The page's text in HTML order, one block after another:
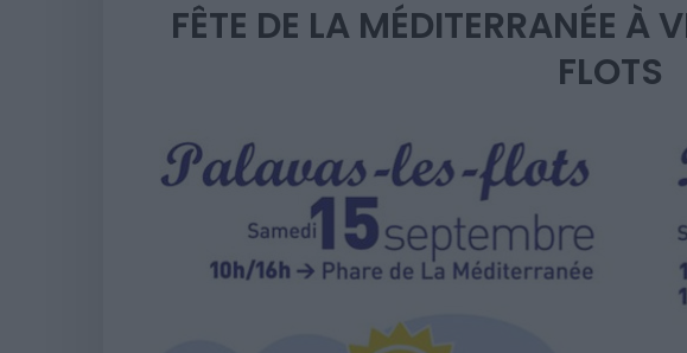
FÊTE DE LA MÉDITERRANÉE
FLOTS